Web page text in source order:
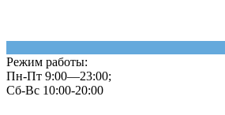
Режим работы:
Пн-Пт 9:00—23:00;
Сб-Вс 10:00-20:00